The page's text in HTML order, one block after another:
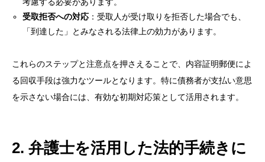
考慮する必要があります。
受取拒否への対応 ：受取人が受け取りを拒否した場合でも、
「到達した」とみなされる法律上の効力があります。
これらのステップと注意点を押さえることで、内容証明郵便によ
る回収手段は強力なツールとなります。特に債務者が支払い意思
を示さない場合には、有効な初期対応策として活用されます。
2. 弁護士を活用した法的手続きに